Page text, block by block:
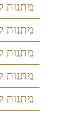
מתנות
מתנות
מתנות
מתנות
מתנות